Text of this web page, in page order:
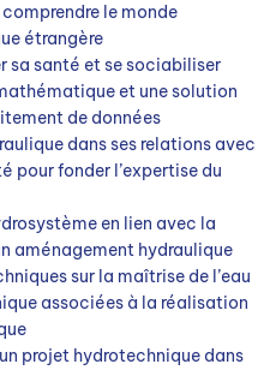
le monde
étrangère
sa santé et se sociabiliser
et une solution
de données
dans ses relations avec
pour fonder l’expertise du
en lien avec la
aménagement hydraulique
sur la maîtrise de l’eau
associées à la réalisation
projet hydrotechnique dans